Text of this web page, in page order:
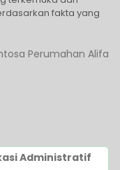
fakta yang
Perumahan Alifa
Administratif